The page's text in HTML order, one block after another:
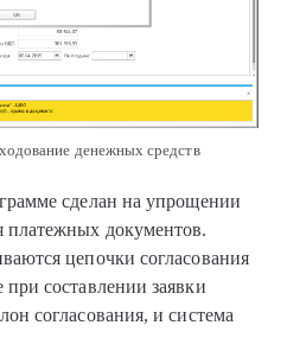
денежных средств
сделан на упрощении
платежных документов.
цепочки согласования
составлении заявки
согласования, и система